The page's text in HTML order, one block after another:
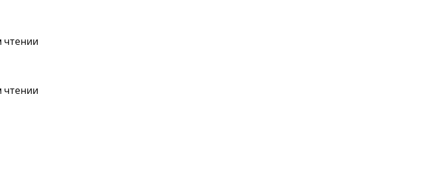
чтении
чтении